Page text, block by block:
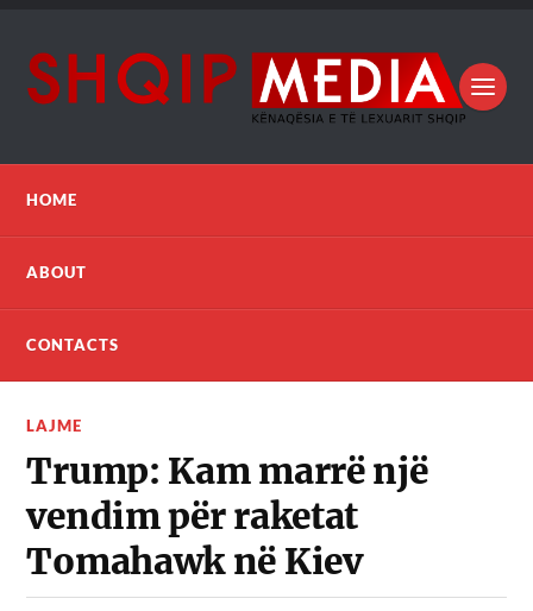
HOME
ABOUT
CONTACTS
LAJME
Trump: Kam marrë një
vendim për raketat
Tomahawk në Kiev